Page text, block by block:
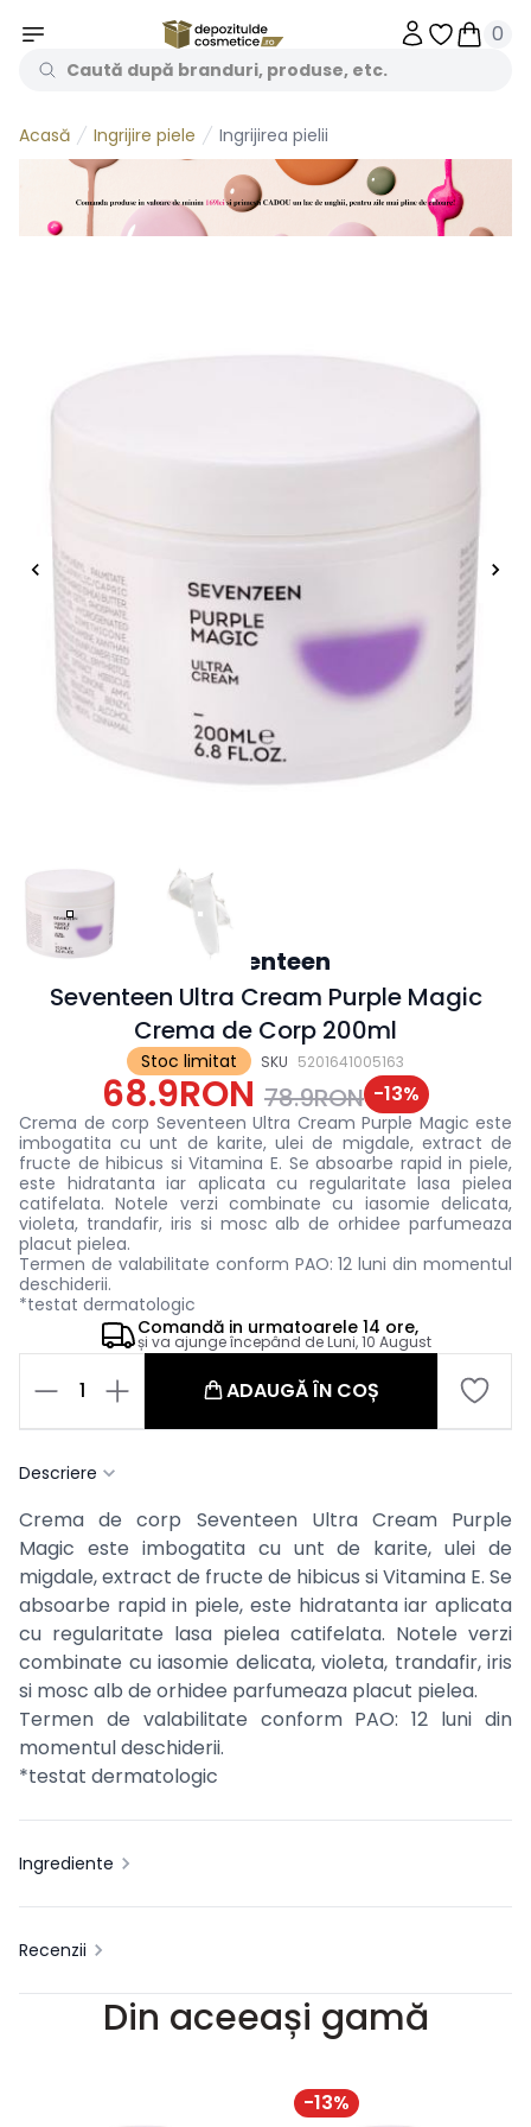
Obiecte
0
Acasă Ingrijire piele Ingrijirea pielii
Stoc limitat SKU 5201641005163
Seventeen
Seventeen Ultra Cream Purple Magic
Crema de Corp 200ml
68.9RON 78.9RON -13%
Crema de corp Seventeen Ultra Cream Purple Magic este
imbogatita cu unt de karite, ulei de migdale, extract de
fructe de hibicus si Vitamina E. Se absoarbe rapid in piele,
este hidratanta iar aplicata cu regularitate lasa pielea
catifelata. Notele verzi combinate cu iasomie delicata,
violeta, trandafir, iris si mosc alb de orhidee parfumeaza
placut pielea.
Termen de valabilitate conform PAO: 12 luni din momentul
deschiderii.
*testat dermatologic
Comandă in urmatoarele 14 ore,
și va ajunge începând deLuni, 10 August
1 ADAUGĂ ÎN COȘ
Descriere
Crema de corp Seventeen Ultra Cream Purple
Magic este imbogatita cu unt de karite, ulei de
migdale, extract de fructe de hibicus si Vitamina E. Se
absoarbe rapid in piele, este hidratanta iar aplicata
cu regularitate lasa pielea catifelata. Notele verzi
combinate cu iasomie delicata, violeta, trandafir, iris
si mosc alb de orhidee parfumeaza placut pielea.
Termen de valabilitate conform PAO: 12 luni din
momentul deschiderii.
*testat dermatologic
Ingrediente
Recenzii
Din aceeași gamă
-13%